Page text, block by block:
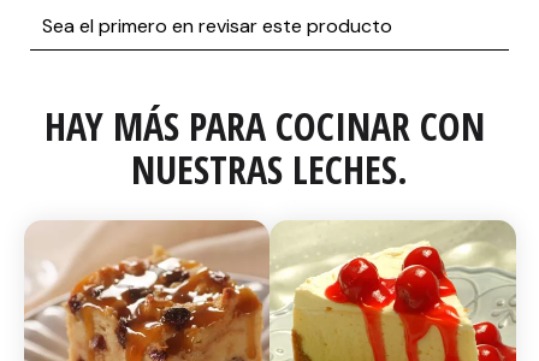
HAY MÁS PARA COCINAR CON
NUESTRAS LECHES.